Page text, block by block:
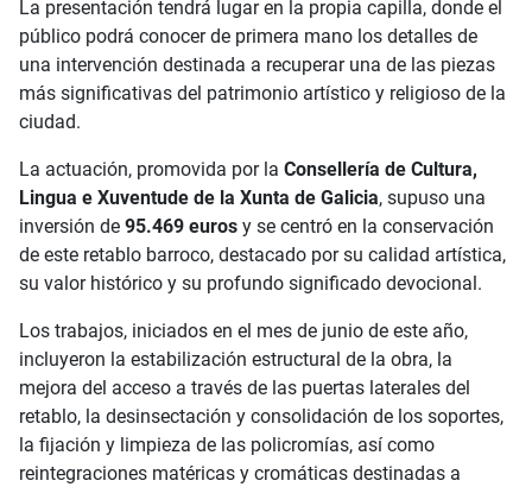
La presentación tendrá lugar en la propia capilla, donde el
público podrá conocer de primera mano los detalles de
una intervención destinada a recuperar una de las piezas
más significativas del patrimonio artístico y religioso de la
ciudad.
La actuación, promovida por la Consellería de Cultura,
Lingua e Xuventude de la Xunta de Galicia, supuso una
inversión de 95.469 euros y se centró en la conservación
de este retablo barroco, destacado por su calidad artística,
su valor histórico y su profundo significado devocional.
Los trabajos, iniciados en el mes de junio de este año,
incluyeron la estabilización estructural de la obra, la
mejora del acceso a través de las puertas laterales del
retablo, la desinsectación y consolidación de los soportes,
la fijación y limpieza de las policromías, así como
reintegraciones matéricas y cromáticas destinadas a